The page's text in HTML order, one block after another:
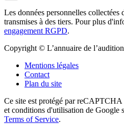
Les données personnelles
transmises à des tiers. Pour plus
engagement RGPD.
Copyright © L’annuaire de
Mentions légales
Contact
Plan du site
Ce site est protégé par
et conditions d'utilisation de Google
Terms of Service.